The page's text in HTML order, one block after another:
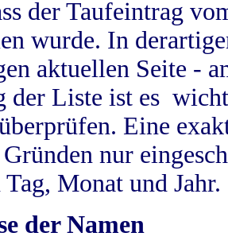
der Taufeintrag
wurde. In
aktuellen Seite -
der Liste ist es
Eine
nur
Monat und Jahr.
der Namen